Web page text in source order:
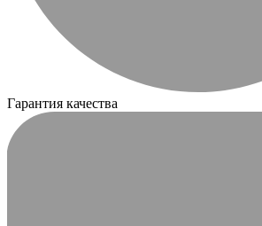
Гарантия качества